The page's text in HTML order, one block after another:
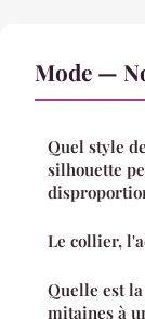
Mode —
Quel style
silhouette
Le collier,
Quelle est
mitaines à